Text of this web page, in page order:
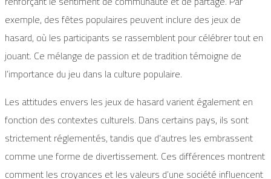
exemple, des fêtes populaires peuvent inclure des jeux de
hasard, où les participants se rassemblent pour célébrer tout en
jouant. Ce mélange de passion et de tradition témoigne de
l’importance du jeu dans la culture populaire.
Les attitudes envers les jeux de hasard varient également en
fonction des contextes culturels. Dans certains pays, ils sont
strictement réglementés, tandis que d’autres les embrassent
comme une forme de divertissement. Ces différences montrent
comment les croyances et les valeurs d’une société influencent